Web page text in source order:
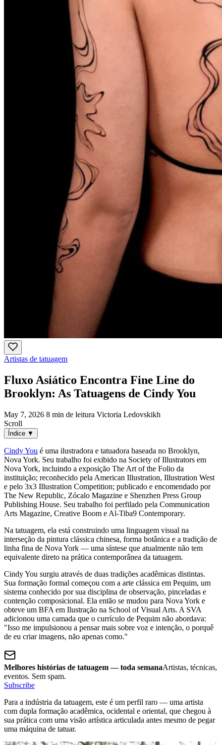
Artistas de tatuagem
Fluxo Asiático Encontra Fine Line do
Brooklyn: As Tatuagens de Cindy You
May 7, 2026 8 min de leitura Victoria Ledovskikh
Scroll
Índice ▼
Cindy You é uma ilustradora e tatuadora baseada no Brooklyn,
Nova York. Seu trabalho foi exibido na Society of Illustrators em
Nova York, incluindo a exposição The Art of the Folio da
instituição; reconhecido pela American Illustration, Illustration West
e pelo 3x3 Illustration Competition; publicado e encomendado por
The New Republic, Zócalo Magazine e Shenzhen Press Group
Publishing House. Seu trabalho foi perfilado pela Communication
Arts Magazine, Creative Boom e Al-Tiba9 Contemporary.
Na tatuagem, ela está construindo uma linguagem visual na
interseção da pintura clássica chinesa, forma botânica e a tradição de
linha fina de Nova York — uma síntese que atualmente não tem
equivalente direto na prática contemporânea da tatuagem.
Cindy You surgiu através de duas tradições acadêmicas distintas.
Sua formação formal começou com a arte clássica em Pequim, um
sistema conhecido por sua disciplina de observação, pinceladas e
contenção composicional. Ela então se mudou para Nova York e
obteve um BFA em Ilustração na School of Visual Arts. A SVA
adicionou uma camada que o currículo de Pequim não abordava:
"Isso me impulsionou a pensar mais sobre voz e intenção, o porquê
de eu criar imagens, não apenas como."
Melhores histórias de tatuagem — toda semanaArtistas, técnicas,
eventos. Sem spam.
Subscribe
Para a indústria da tatuagem, este é um perfil raro — uma artista
com dupla formação acadêmica, ocidental e oriental, que chegou à
sua prática com uma visão artística articulada antes mesmo de pegar
uma máquina de tatuar.